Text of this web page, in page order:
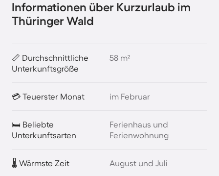
Informationen über Kurzurlaub im
Thüringer Wald
📏 Durchschnittliche
Unterkunftsgröße
58 m²
💳 Teuerster Monat im Februar
🛏️ Beliebte
Unterkunftsarten
Ferienhaus und
Ferienwohnung
🌡️ Wärmste Zeit August und Juli